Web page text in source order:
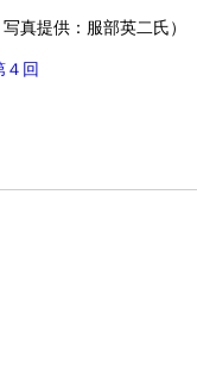
真提供：服部英二氏）
４回